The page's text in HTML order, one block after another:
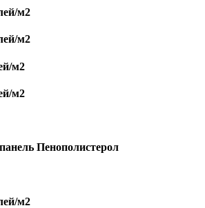
м2
м2
м2
м2
Пенополистерол
м2